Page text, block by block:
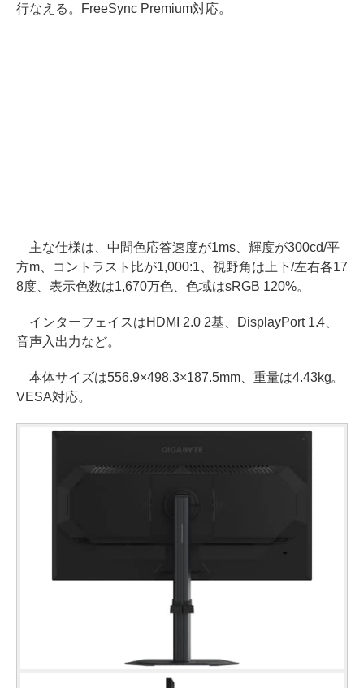
行なえる。FreeSync Premium対応。
主な仕様は、中間色応答速度が1ms、輝度が300cd/平
方m、コントラスト比が1,000:1、視野角は上下/左右各17
8度、表示色数は1,670万色、色域はsRGB 120%。
インターフェイスはHDMI 2.0 2基、DisplayPort 1.4、
音声入出力など。
本体サイズは556.9×498.3×187.5mm、重量は4.43kg。
VESA対応。